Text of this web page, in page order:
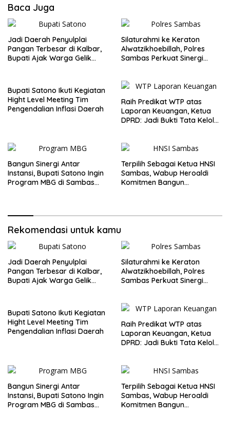
Baca Juga
Jadi Daerah Penyulplai
Pangan Terbesar di Kalbar,
Bupati Ajak Warga Gelik
Silaturahmi ke Keraton
Alwatzikhoebillah, Polres
Sambas Perkuat Sinergi
Bupati Satono Ikuti Kegiatan
Hight Level Meeting Tim
Pengendalian Inflasi Daerah
Raih Predikat WTP atas
Laporan Keuangan, Ketua
DPRD: Jadi Bukti Tata Kelola
Bangun Sinergi Antar
Instansi, Bupati Satono Ingin
Program MBG di Sambas
Terpilih Sebagai Ketua HNSI
Sambas, Wabup Heroaldi
Komitmen Bangun
Rekomendasi untuk kamu
Jadi Daerah Penyulplai
Pangan Terbesar di Kalbar,
Bupati Ajak Warga Gelik
Silaturahmi ke Keraton
Alwatzikhoebillah, Polres
Sambas Perkuat Sinergi
Bupati Satono Ikuti Kegiatan
Hight Level Meeting Tim
Pengendalian Inflasi Daerah
Raih Predikat WTP atas
Laporan Keuangan, Ketua
DPRD: Jadi Bukti Tata Kelola
Bangun Sinergi Antar
Instansi, Bupati Satono Ingin
Program MBG di Sambas
Terpilih Sebagai Ketua HNSI
Sambas, Wabup Heroaldi
Komitmen Bangun